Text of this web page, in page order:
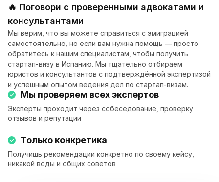
🔥 Поговори с проверенными адвокатами и
консультантами
Мы верим, что вы можете справиться с эмиграцией
самостоятельно, но если вам нужна помощь — просто
обратитесь к нашим специалистам, чтобы получить
стартап-визу в Испанию. Мы тщательно отбираем
юристов и консультантов с подтверждённой экспертизой
и успешным опытом ведения дел по стартап-визам.
Мы проверяем всех экспертов
Эксперты проходит через собеседование, проверку
отзывов и репутации
Только конкретика
Получишь рекомендации конкретно по своему кейсу,
никакой воды и общих советов